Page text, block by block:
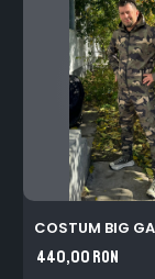
COSTUM BIG
440,00 RON